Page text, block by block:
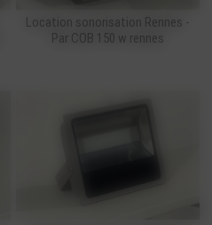
Location sonorisation Rennes -
Par COB 150 w rennes